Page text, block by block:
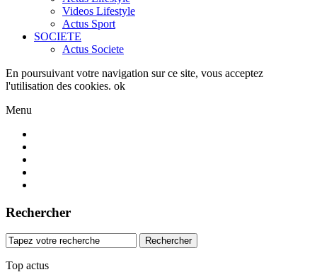
Videos Lifestyle
Actus Sport
SOCIETE
Actus Societe
En poursuivant votre navigation sur ce site, vous acceptez
l'utilisation des cookies. ok
Menu
Rechercher
Top actus